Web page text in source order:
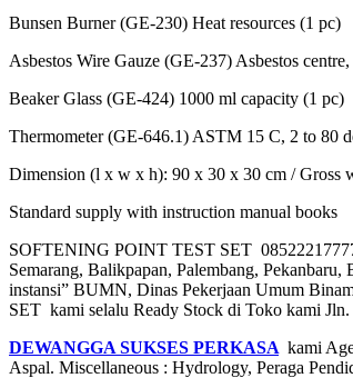
Bunsen Burner (GE-230) Heat resources (1 pc)
Asbestos Wire Gauze (GE-237) Asbestos
Beaker Glass (GE-424) 1000 ml capacity (1 pc)
Thermometer (GE-646.1) ASTM 15 C, 2 to 80
Dimension (l x w x h): 90 x 30 x 30 cm / Gross
Standard supply with instruction manual books
SOFTENING POINT TEST SET
Semarang, Balikpapan, Palembang,
instansi” BUMN, Dinas Pekerjaan Umum
SET kami selalu Ready Stock di Toko kami
DEWANGGA SUKSES PERKASA kami
Aspal. Miscellaneous : Hydrology, Peraga